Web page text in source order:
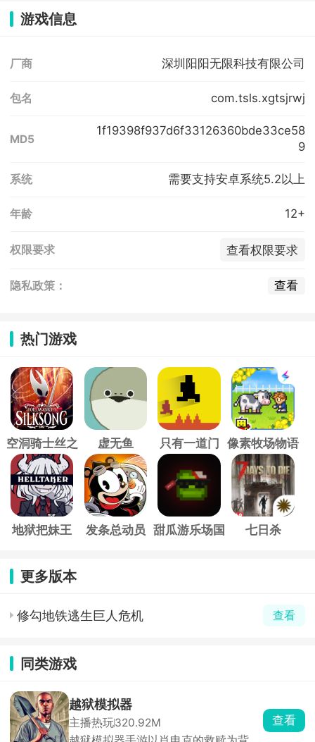
游戏信息
厂商 深圳阳阳无限科技有限公司
包名 com.tsls.xgtsjrwj
MD5
1f19398f937d6f33126360bde33ce58
9
系统 需要支持安卓系统5.2以上
年龄 12+
权限要求 查看权限要求
隐私政策： 查看
热门游戏
空洞骑士丝之
歌
虚无鱼 只有一道门 像素牧场物语
地狱把妹王 发条总动员
甜瓜游乐场国
七日杀
更多版本
修勾地铁逃生巨人危机 查看
同类游戏
越狱模拟器
主播热玩320.92M
查看